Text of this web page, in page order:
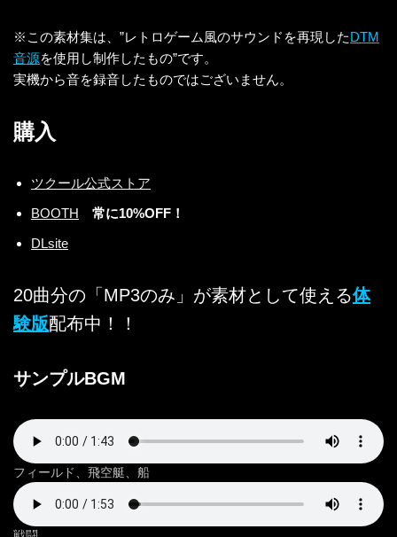
※この素材集は、”レトロゲーム風のサウンドを再現したDTM
音源を使用し制作したもの”です。
実機から音を録音したものではございません。
購入
ツクール公式ストア
BOOTH
常に10%OFF！
DLsite
20曲分の「MP3のみ」が素材として使える体
験版配布中！！
サンプルBGM
フィールド、飛空艇、船